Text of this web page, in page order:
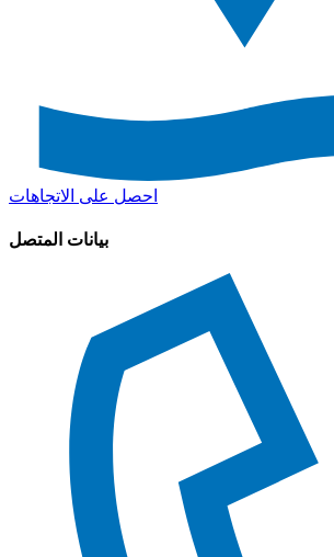
احصل على الاتجاهات
بيانات المتصل